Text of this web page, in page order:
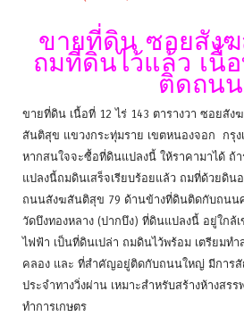
ขายที่ดิน ซอยสัง
ถมที่ดินไว้แล้ว เนื้
ติดถนน
ขายที่ดิน เนื้อที่ 12 ไร่ 143 ตารางวา ซอยสั
สันติสุข แขวงกระทุ่มราย เขตหนองจอก กรุ
หากสนใจจะซื้อที่ดินแปลงนี้ ให้ราคามาได้ ถ้
แปลงนี้ถมดินเสร็จเรียบร้อยแล้ว ถมที่ด้วยดิ
ถนนสังฆสันติสุข 79 ด้านข้างที่ดินติดกับถนน
วัดบึงทองหลาง (ปากบึง) ที่ดินแปลงนี้ อยู่ใก
ไฟฟ้า เป็นที่ดินเปล่า ถมดินไว้พร้อม เตรียมทำ
คลอง และ ที่สำคัญอยู่ติดกับถนนใหญ่ มีการสั
ประจำทางวิ่งผ่าน เหมาะสำหรับสร้างห้างส
ทำการเกษตร